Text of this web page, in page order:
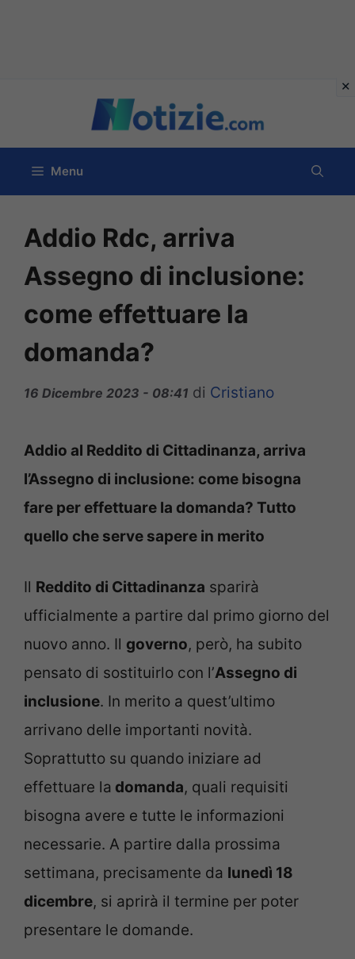
contenuto
Menu
Addio Rdc, arriva
Assegno di inclusione:
come effettuare la
domanda?
16 Dicembre 2023 - 08:41 di Cristiano
Addio al Reddito di Cittadinanza, arriva
l’Assegno di inclusione: come bisogna
fare per effettuare la domanda? Tutto
quello che serve sapere in merito
Il Reddito di Cittadinanza sparirà
ufficialmente a partire dal primo giorno del
nuovo anno. Il governo, però, ha subito
pensato di sostituirlo con l’Assegno di
inclusione. In merito a quest’ultimo
arrivano delle importanti novità.
Soprattutto su quando iniziare ad
effettuare la domanda, quali requisiti
bisogna avere e tutte le informazioni
necessarie. A partire dalla prossima
settimana, precisamente da lunedì 18
dicembre, si aprirà il termine per poter
presentare le domande.